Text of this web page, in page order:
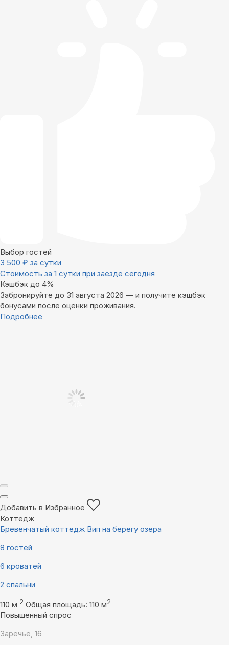
Выбор гостей
3 500 ₽ за сутки
Стоимость за 1 сутки при заезде сегодня
Кэшбэк до 4%
Забронируйте до 31 августа 2026 — и получите кэшбэк
бонусами после оценки проживания.
Подробнее
Добавить в Избранное
Коттедж
Бревенчатый коттедж Вип на берегу озера
8 гостей
6 кроватей
2 спальни
110 м 2 Общая площадь: 110 м2
Повышенный спрос
Заречье, 16